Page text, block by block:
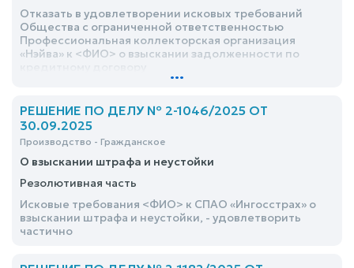
Отказать в удовлетворении исковых требований
Общества с ограниченной ответственностью
Профессиональная коллекторская организация
«Нэйва» к <ФИО> о взыскании задолженности по
...
РЕШЕНИЕ ПО ДЕЛУ № 2-1046/2025 ОТ
30.09.2025
Производство - Гражданское
О взыскании штрафа и неустойки
Резолютивная часть
Исковые требования <ФИО> к СПАО «Ингосстрах» о
взыскании штрафа и неустойки, - удовлетворить
частично